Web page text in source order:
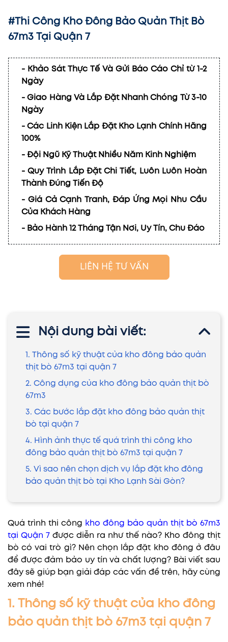
#Thi Công Kho Đông Bảo Quản Thịt Bò
67m3 Tại Quận 7
- Khảo Sát Thực Tế Và Gửi Báo Cáo Chỉ từ 1-2
Ngày
- Giao Hàng Và Lắp Đặt Nhanh Chóng Từ 3-10
Ngày
- Các Linh Kiện Lắp Đặt Kho Lạnh Chính Hãng
100%
- Đội Ngũ Kỹ Thuật Nhiều Năm Kinh Nghiệm
- Quy Trình Lắp Đặt Chi Tiết, Luôn Luôn Hoàn
Thành Đúng Tiến Độ
- Giá Cả Cạnh Tranh, Đáp Ứng Mọi Nhu Cầu
Của Khách Hàng
- Bảo Hành 12 Tháng Tận Nơi, Uy Tín, Chu Đáo
LIÊN HỆ TƯ VẤN
Nội dung bài viết:
1. Thông số kỹ thuật của kho đông bảo quản
thịt bò 67m3 tại quận 7
2. Công dụng của kho đông bảo quản thịt bò
67m3
3. Các bước lắp đặt kho đông bảo quản thịt
bò tại quận 7
4. Hình ảnh thực tế quá trình thi công kho
đông bảo quản thịt bò 67m3 tại quận 7
5. Vì sao nên chọn dịch vụ lắp đặt kho đông
bảo quản thịt bò tại Kho Lạnh Sài Gòn?
Quá trình thi công kho đông bảo quản thịt bò 67m3
tại Quận 7 được diễn ra như thế nào? Kho đông thịt
bò có vai trò gì? Nên chọn lắp đặt kho đông ở đâu
để được đảm bảo uy tín và chất lượng? Bài viết sau
đây sẽ giúp bạn giải đáp các vấn đề trên, hãy cùng
xem nhé!
1. Thông số kỹ thuật của kho đông
bảo quản thịt bò 67m3 tại quận 7